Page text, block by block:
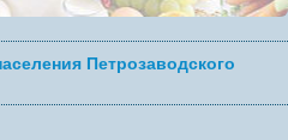
Петрозаводского